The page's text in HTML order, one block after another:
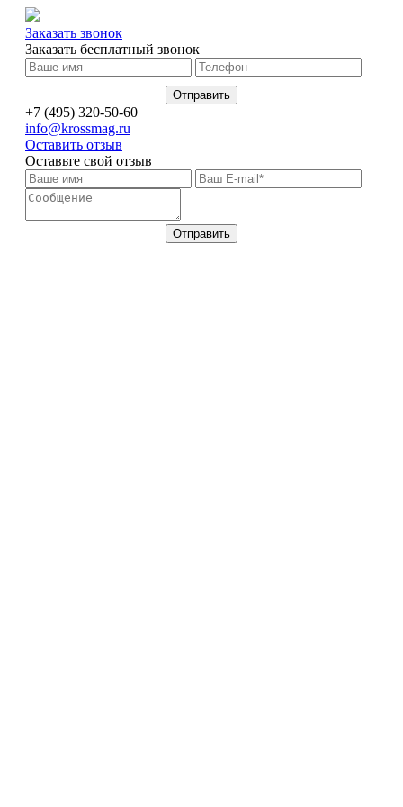
Заказать звонок
Заказать бесплатный звонок
+7 (495) 320-50-60
info@krossmag.ru
Оставить отзыв
Оставьте свой отзыв